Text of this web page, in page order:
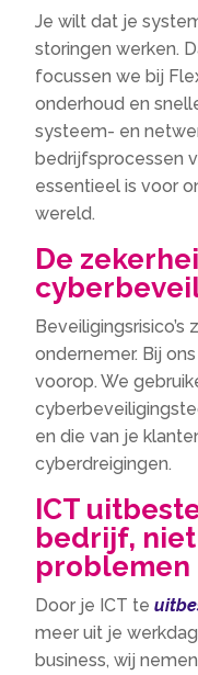
Je wilt dat je
storingen werken.​
focussen we bij
onderhoud en
systeem- en
bedrijfsprocessen
essentieel is voor
wereld.​
De
ondernemer.​ Bij
voorop.​ We
en die van je
cyberdreigingen.​
ICT
bedrijf,
problemen
Door je ICT te
meer uit je
business, wij